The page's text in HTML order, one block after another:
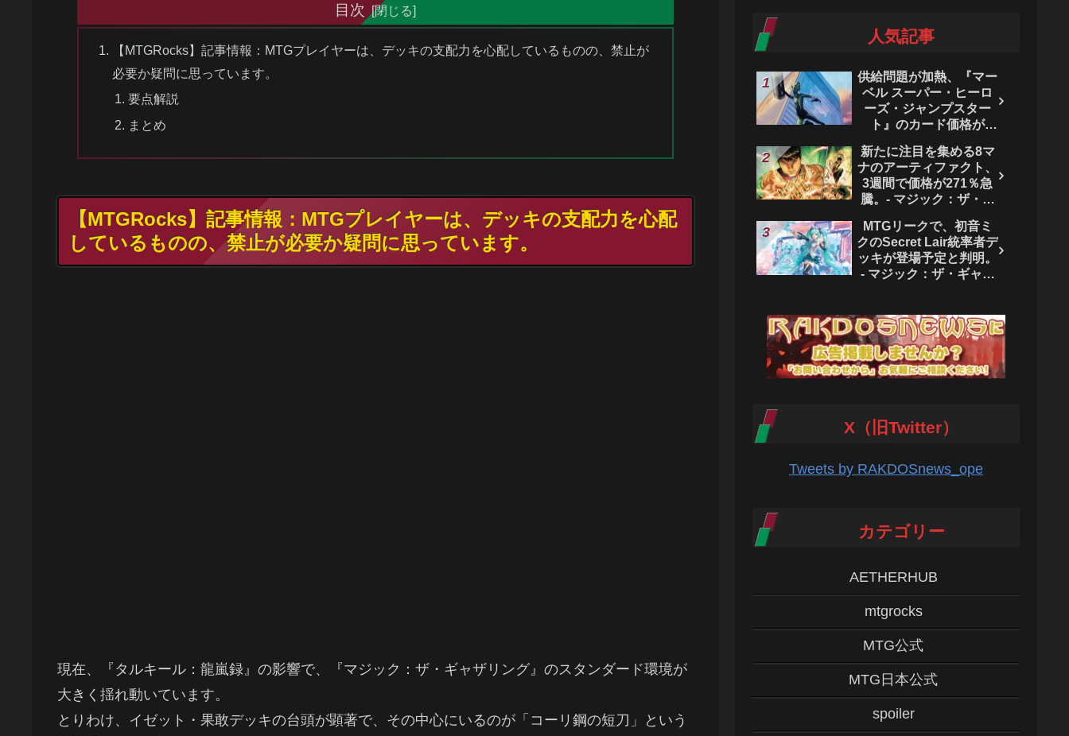
目次
【MTGRocks】記事情報：MTGプレイヤーは、デッキの支配力を心配しているものの、禁止が
必要か疑問に思っています。
要点解説
まとめ
【MTGRocks】記事情報：MTGプレイヤーは、デッキの支配力を心配
しているものの、禁止が必要か疑問に思っています。
現在、『タルキール：龍嵐録』の影響で、『マジック：ザ・ギャザリング』のスタンダード環境が
大きく揺れ動いています。
とりわけ、イゼット・果敢デッキの台頭が顕著で、その中心にいるのが「コーリ鋼の短刀」という
人気記事
供給問題が加熱、『マー
ベル スーパー・ヒーロ
ーズ・ジャンプスター
ト』のカード価格が
ク：ザ・ギャザリング
新たに注目を集める8マ
ナのアーティファクト、
3週間で価格が271％急
騰。- マジック：ザ・ギ
MTGリークで、初音ミ
クのSecret Lair統率者デ
ッキが登場予定と判明。
- マジック：ザ・ギャザ
X（旧Twitter）
Tweets by RAKDOSnews_ope
カテゴリー
AETHERHUB
mtgrocks
MTG公式
MTG日本公式
spoiler